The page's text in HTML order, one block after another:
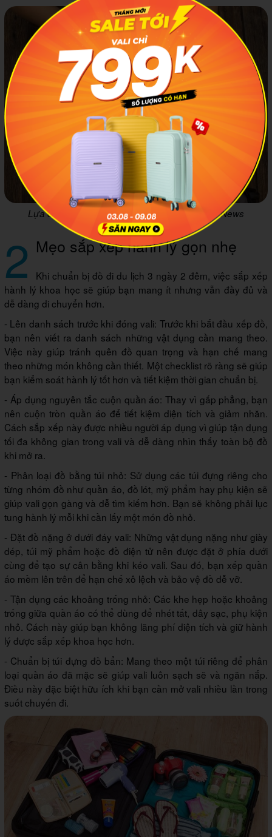
Lựa chọn vali phù hợp. Ảnh: Báo điện tử VTC News
2 Mẹo sắp xếp hành lý gọn nhẹ
Khi chuẩn bị đồ đi du lịch 3 ngày 2 đêm, việc sắp xếp
hành lý khoa học sẽ giúp bạn mang ít nhưng vẫn đầy đủ và
dễ dàng di chuyển hơn.
- Lên danh sách trước khi đóng vali: Trước khi bắt đầu xếp đồ,
bạn nên viết ra danh sách những vật dụng cần mang theo.
Việc này giúp tránh quên đồ quan trọng và hạn chế mang
theo những món không cần thiết. Một checklist rõ ràng sẽ giúp
bạn kiểm soát hành lý tốt hơn và tiết kiệm thời gian chuẩn bị.
- Áp dụng nguyên tắc cuộn quần áo: Thay vì gấp phẳng, bạn
nên cuộn tròn quần áo để tiết kiệm diện tích và giảm nhăn.
Cách sắp xếp này được nhiều người áp dụng vì giúp tận dụng
tối đa không gian trong vali và dễ dàng nhìn thấy toàn bộ đồ
khi mở ra.
- Phân loại đồ bằng túi nhỏ: Sử dụng các túi đựng riêng cho
từng nhóm đồ như quần áo, đồ lót, mỹ phẩm hay phụ kiện sẽ
giúp vali gọn gàng và dễ tìm kiếm hơn. Bạn sẽ không phải lục
tung hành lý mỗi khi cần lấy một món đồ nhỏ.
- Đặt đồ nặng ở dưới đáy vali: Những vật dụng nặng như giày
dép, túi mỹ phẩm hoặc đồ điện tử nên được đặt ở phía dưới
cùng để tạo sự cân bằng khi kéo vali. Sau đó, bạn xếp quần
áo mềm lên trên để hạn chế xô lệch và bảo vệ đồ dễ vỡ.
- Tận dụng các khoảng trống nhỏ: Các khe hẹp hoặc khoảng
trống giữa quần áo có thể dùng để nhét tất, dây sạc, phụ kiện
nhỏ. Cách này giúp bạn không lãng phí diện tích và giữ hành
lý được sắp xếp khoa học hơn.
- Chuẩn bị túi đựng đồ bẩn: Mang theo một túi riêng để phân
loại quần áo đã mặc sẽ giúp vali luôn sạch sẽ và ngăn nắp.
Điều này đặc biệt hữu ích khi bạn cần mở vali nhiều lần trong
suốt chuyến đi.